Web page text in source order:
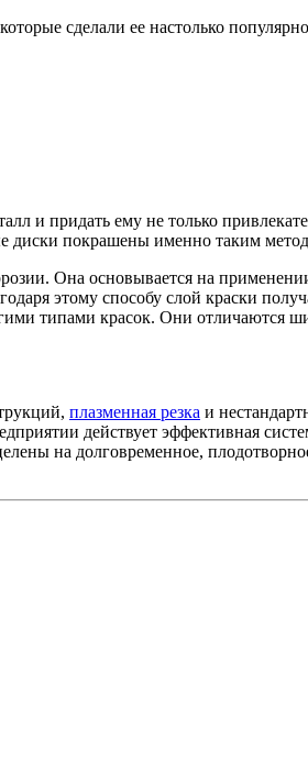
сделали ее настолько
и придать ему не только
покрашены именно таким
Она основывается на
этому способу слой краски
типами красок. Они отличаются
плазменная резка и
действует эффективная
на долговременное,